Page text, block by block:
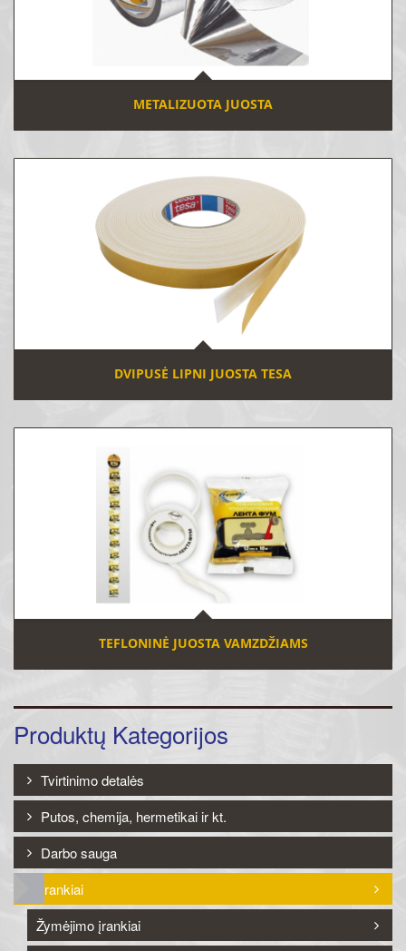
METALIZUOTA JUOSTA
DVIPUSĖ LIPNI JUOSTA TESA
TEFLONINĖ JUOSTA VAMZDŽIAMS
Produktų Kategorijos
Tvirtinimo detalės
Putos, chemija, hermetikai ir kt.
Darbo sauga
Įrankiai
Žymėjimo įrankiai